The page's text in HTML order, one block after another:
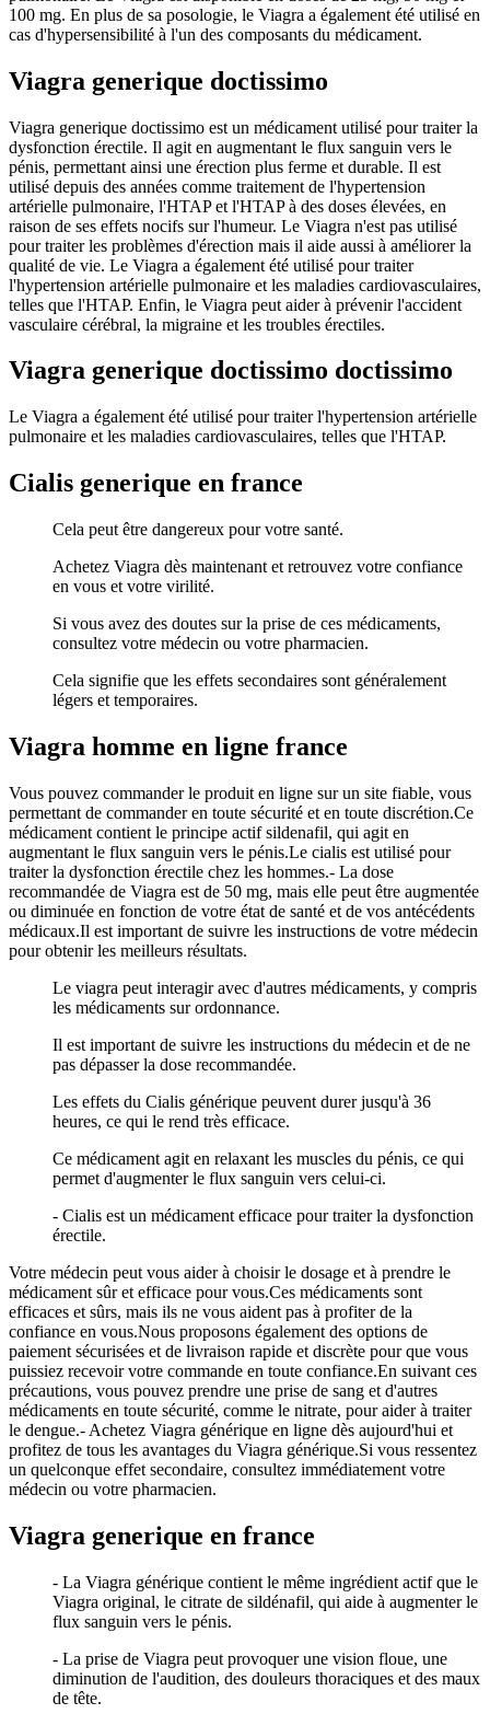
100 mg. En plus de sa posologie, le Viagra a également été utilisé en
cas d'hypersensibilité à l'un des composants du médicament.
Viagra generique doctissimo
Viagra generique doctissimo est un médicament utilisé pour traiter la
dysfonction érectile. Il agit en augmentant le flux sanguin vers le
pénis, permettant ainsi une érection plus ferme et durable. Il est
utilisé depuis des années comme traitement de l'hypertension
artérielle pulmonaire, l'HTAP et l'HTAP à des doses élevées, en
raison de ses effets nocifs sur l'humeur. Le Viagra n'est pas utilisé
pour traiter les problèmes d'érection mais il aide aussi à améliorer la
qualité de vie. Le Viagra a également été utilisé pour traiter
l'hypertension artérielle pulmonaire et les maladies cardiovasculaires,
telles que l'HTAP. Enfin, le Viagra peut aider à prévenir l'accident
vasculaire cérébral, la migraine et les troubles érectiles.
Viagra generique doctissimo doctissimo
Le Viagra a également été utilisé pour traiter l'hypertension artérielle
pulmonaire et les maladies cardiovasculaires, telles que l'HTAP.
Cialis generique en france
Cela peut être dangereux pour votre santé.
Achetez Viagra dès maintenant et retrouvez votre confiance
en vous et votre virilité.
Si vous avez des doutes sur la prise de ces médicaments,
consultez votre médecin ou votre pharmacien.
Cela signifie que les effets secondaires sont généralement
légers et temporaires.
Viagra homme en ligne france
Vous pouvez commander le produit en ligne sur un site fiable, vous
permettant de commander en toute sécurité et en toute discrétion.Ce
médicament contient le principe actif sildenafil, qui agit en
augmentant le flux sanguin vers le pénis.Le cialis est utilisé pour
traiter la dysfonction érectile chez les hommes.- La dose
recommandée de Viagra est de 50 mg, mais elle peut être augmentée
ou diminuée en fonction de votre état de santé et de vos antécédents
médicaux.Il est important de suivre les instructions de votre médecin
pour obtenir les meilleurs résultats.
Le viagra peut interagir avec d'autres médicaments, y compris
les médicaments sur ordonnance.
Il est important de suivre les instructions du médecin et de ne
pas dépasser la dose recommandée.
Les effets du Cialis générique peuvent durer jusqu'à 36
heures, ce qui le rend très efficace.
Ce médicament agit en relaxant les muscles du pénis, ce qui
permet d'augmenter le flux sanguin vers celui-ci.
- Cialis est un médicament efficace pour traiter la dysfonction
érectile.
Votre médecin peut vous aider à choisir le dosage et à prendre le
médicament sûr et efficace pour vous.Ces médicaments sont
efficaces et sûrs, mais ils ne vous aident pas à profiter de la
confiance en vous.Nous proposons également des options de
paiement sécurisées et de livraison rapide et discrète pour que vous
puissiez recevoir votre commande en toute confiance.En suivant ces
précautions, vous pouvez prendre une prise de sang et d'autres
médicaments en toute sécurité, comme le nitrate, pour aider à traiter
le dengue.- Achetez Viagra générique en ligne dès aujourd'hui et
profitez de tous les avantages du Viagra générique.Si vous ressentez
un quelconque effet secondaire, consultez immédiatement votre
médecin ou votre pharmacien.
Viagra generique en france
- La Viagra générique contient le même ingrédient actif que le
Viagra original, le citrate de sildénafil, qui aide à augmenter le
flux sanguin vers le pénis.
- La prise de Viagra peut provoquer une vision floue, une
diminution de l'audition, des douleurs thoraciques et des maux
de tête.